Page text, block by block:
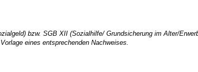
bzw. SGB XII (Sozialhilfe/ Grundsicherung im Alter/
eines entsprechenden Nachweises.